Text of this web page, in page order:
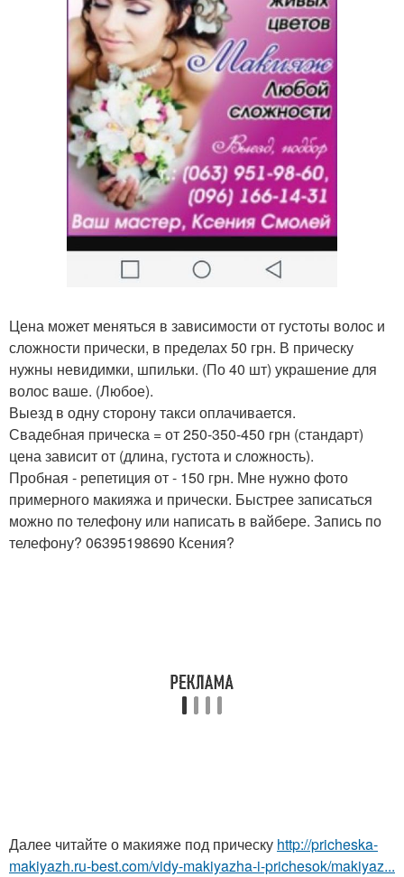
Цена может меняться в зависимости от густоты волос и
сложности прически, в пределах 50 грн. В прическу
нужны невидимки, шпильки. (По 40 шт) украшение для
волос ваше. (Любое).
Выезд в одну сторону такси оплачивается.
Свадебная прическа = от 250-350-450 грн (стандарт)
цена зависит от (длина, густота и сложность).
Пробная - репетиция от - 150 грн. Мне нужно фото
примерного макияжа и прически. Быстрее записаться
можно по телефону или написать в вайбере. Запись по
телефону? 06395198690 Ксения?
Далее читайте о макияже под прическу http://pricheska-
makiyazh.ru-best.com/vidy-makiyazha-i-prichesok/makiyaz...